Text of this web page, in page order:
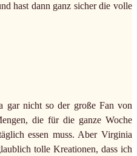
hast dann ganz sicher die volle
gar nicht so der große Fan von
die für die ganze Woche
essen muss. Aber Virginia
tolle Kreationen, dass ich